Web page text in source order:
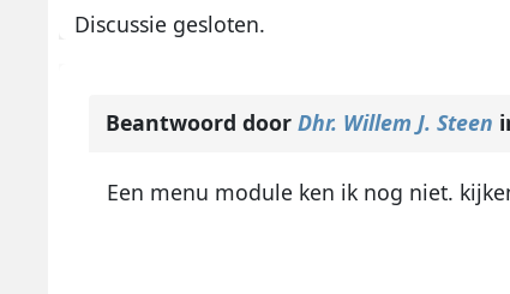
Discussie gesloten.
Beantwoord door Dhr. Willem J. Steen
Een menu module ken ik nog niet.